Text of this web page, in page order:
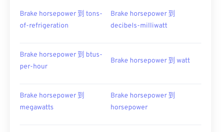
Brake horsepower 到 tons-
of-refrigeration
Brake horsepower 到
decibels-milliwatt
Brake horsepower 到 btus-
per-hour
Brake horsepower 到 watt
Brake horsepower 到
megawatts
Brake horsepower 到
horsepower